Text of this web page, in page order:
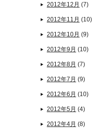
2012年12月 (7)
2012年11月 (10)
2012年10月 (9)
2012年9月 (10)
2012年8月 (7)
2012年7月 (9)
2012年6月 (10)
2012年5月 (4)
2012年4月 (8)